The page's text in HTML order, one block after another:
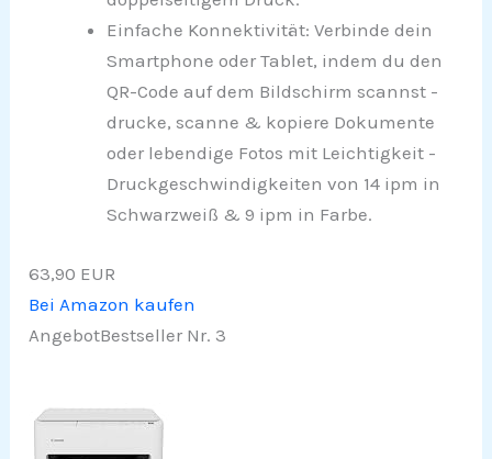
Einfache Konnektivität: Verbinde dein
Smartphone oder Tablet, indem du den
QR-Code auf dem Bildschirm scannst -
drucke, scanne & kopiere Dokumente
oder lebendige Fotos mit Leichtigkeit -
Druckgeschwindigkeiten von 14 ipm in
Schwarzweiß & 9 ipm in Farbe.
63,90 EUR
Bei Amazon kaufen
AngebotBestseller Nr. 3